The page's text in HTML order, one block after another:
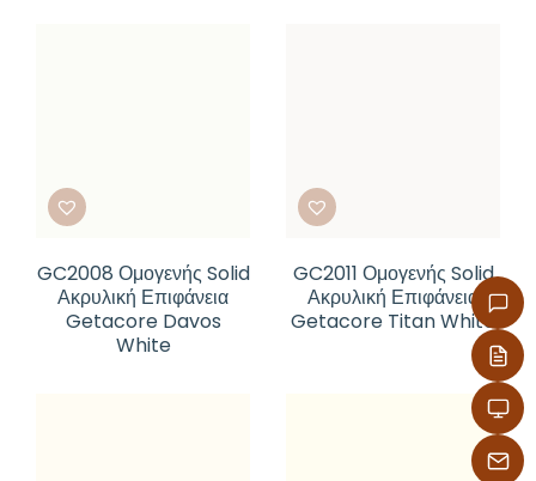
GC2008 Ομογενής Solid
Ακρυλική Επιφάνεια
Getacore Davos
White
GC2011 Ομογενής Solid
Ακρυλική Επιφάνεια
Getacore Titan White